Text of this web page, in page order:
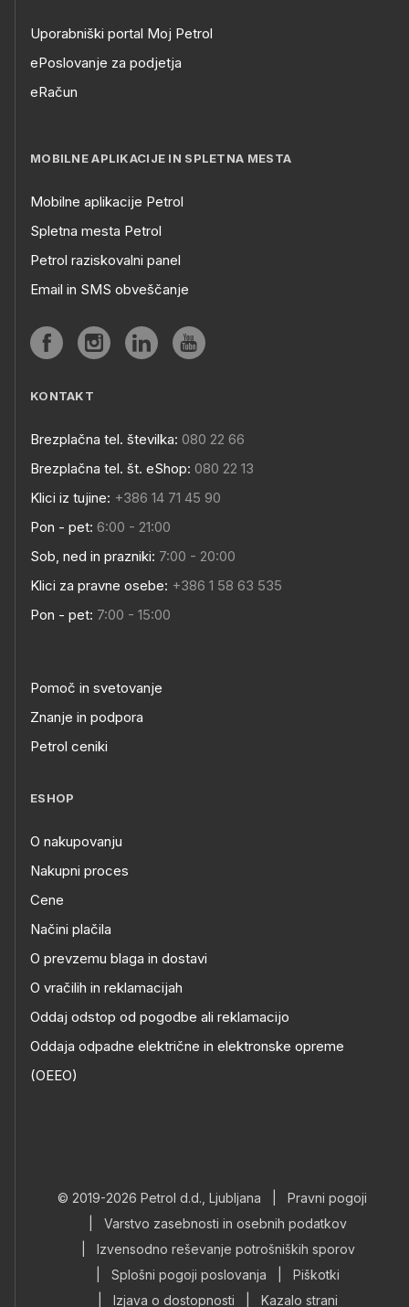
Uporabniški portal Moj Petrol
ePoslovanje za podjetja
eRačun
MOBILNE APLIKACIJE IN SPLETNA MESTA
Mobilne aplikacije Petrol
Spletna mesta Petrol
Petrol raziskovalni panel
Email in SMS obveščanje
KONTAKT
Brezplačna tel. številka: 080 22 66
Brezplačna tel. št. eShop: 080 22 13
Klici iz tujine: +386 14 71 45 90
Pon - pet: 6:00 - 21:00
Sob, ned in prazniki: 7:00 - 20:00
Klici za pravne osebe: +386 1 58 63 535
Pon - pet: 7:00 - 15:00
Pomoč in svetovanje
Znanje in podpora
Petrol ceniki
ESHOP
O nakupovanju
Nakupni proces
Cene
Načini plačila
O prevzemu blaga in dostavi
O vračilih in reklamacijah
Oddaj odstop od pogodbe ali reklamacijo
Oddaja odpadne električne in elektronske opreme
(OEEO)
© 2019-2026 Petrol d.d., Ljubljana
Pravni pogoji
Varstvo zasebnosti in osebnih podatkov
Izvensodno reševanje potrošniških sporov
Splošni pogoji poslovanja
Piškotki
Izjava o dostopnosti Kazalo strani